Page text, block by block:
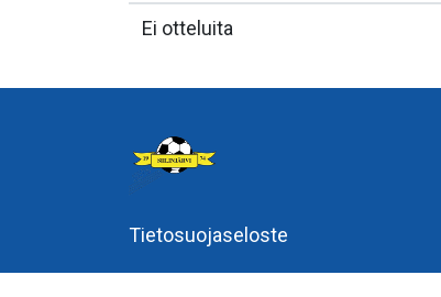
Ei otteluita
Tietosuojaseloste